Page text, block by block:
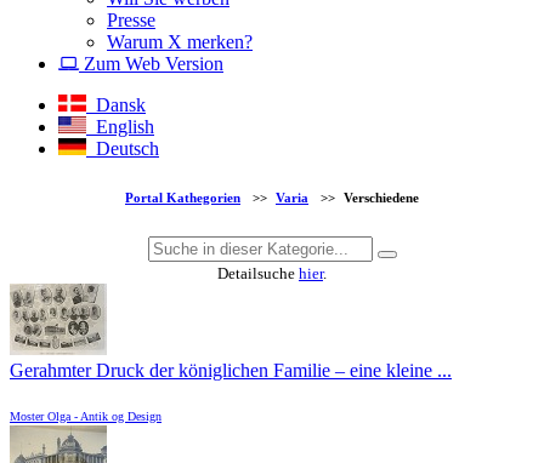
Presse
Warum X merken?
Zum Web Version
Dansk
English
Deutsch
Portal Kathegorien >> Varia >> Verschiedene
Detailsuche hier.
Gerahmter Druck der königlichen Familie – eine kleine ...
Moster Olga - Antik og Design